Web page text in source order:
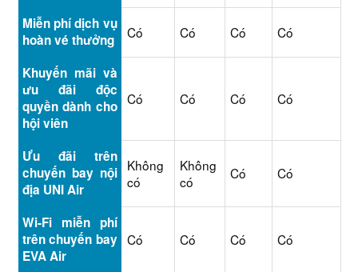
Miễn phí dịch vụ
hoàn vé thưởng
Có Có Có Có
Khuyến mãi và
ưu đãi độc
quyền dành cho
hội viên
Có Có Có Có
Ưu đãi trên
chuyến bay nội
địa UNI Air
Không
có
Không
có
Có Có
Wi-Fi miễn phí
trên chuyến bay
EVA Air
Có Có Có Có